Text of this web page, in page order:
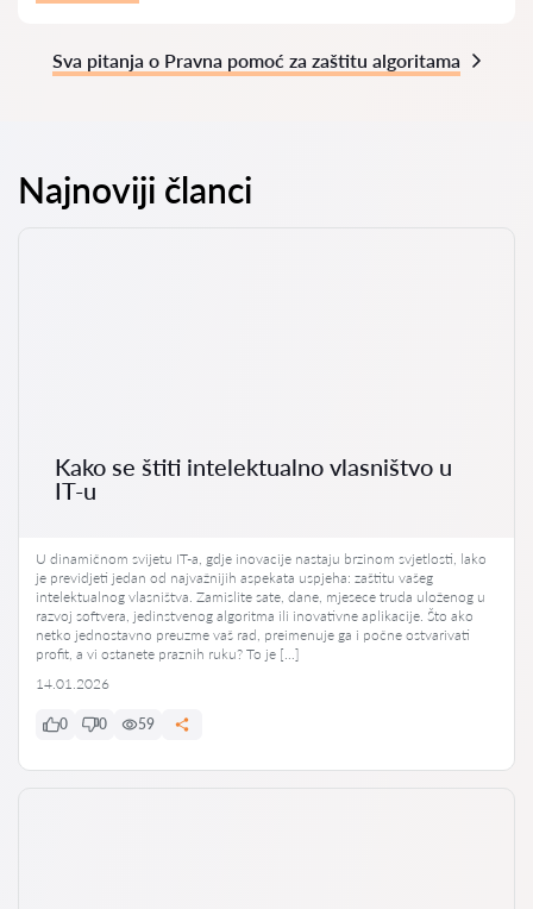
Sva pitanja o Pravna pomoć za zaštitu algoritama
Najnoviji članci
Kako se štiti intelektualno vlasništvo u
IT-u
U dinamičnom svijetu IT-a, gdje inovacije nastaju brzinom svjetlosti, lako
je previdjeti jedan od najvažnijih aspekata uspjeha: zaštitu vašeg
intelektualnog vlasništva. Zamislite sate, dane, mjesece truda uloženog u
razvoj softvera, jedinstvenog algoritma ili inovativne aplikacije. Što ako
netko jednostavno preuzme vaš rad, preimenuje ga i počne ostvarivati
profit, a vi ostanete praznih ruku? To je […]
14.01.2026
0 0 59